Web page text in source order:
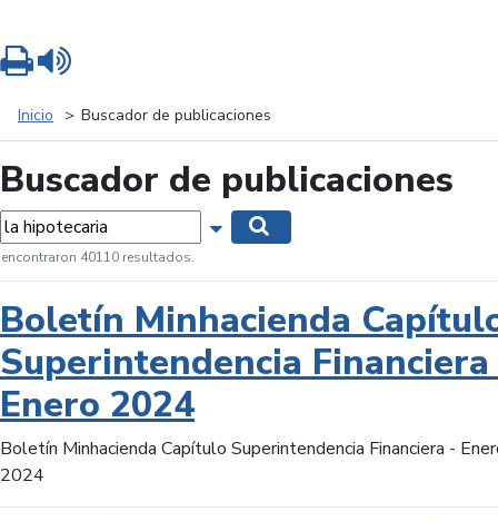
Inicio Buscador de publicaciones
Buscador de publicaciones
Mostrar opciones de búsqueda
encontraron 40110 resultados.
Boletín Minhacienda
Superintendencia
Enero 2024
Boletín Minhacienda Capítulo Superintendencia Financiera -
2024
Imprimir